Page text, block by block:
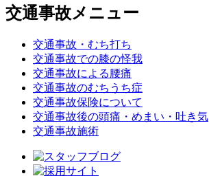
交通事故メニュー
交通事故・むち打ち
交通事故での膝の怪我
交通事故による腰痛
交通事故のむちうち症
交通事故保険について
交通事故後の頭痛・めまい・吐き気
交通事故施術